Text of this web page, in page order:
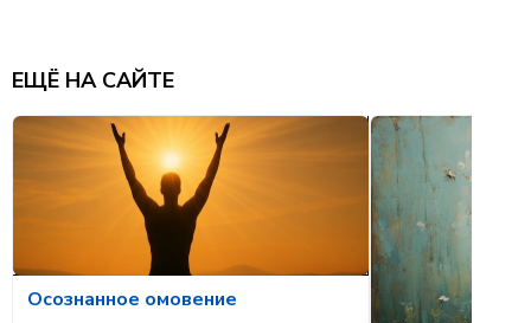
ЕЩЁ НА САЙТЕ
Осознанное омовение